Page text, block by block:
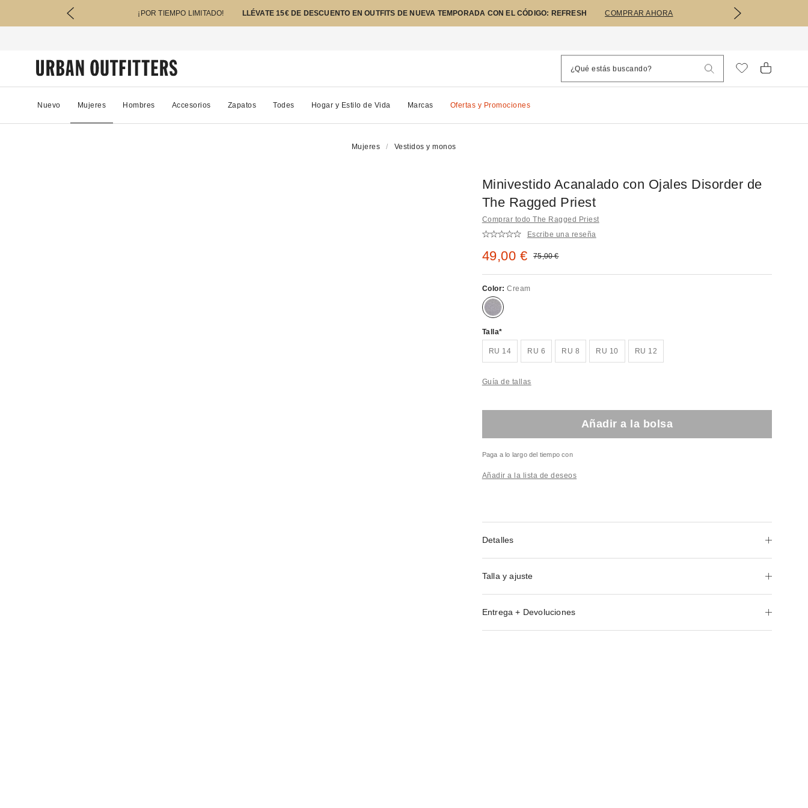
¡POR TIEMPO LIMITADO! LLÉVATE 15€ DE DESCUENTO EN OUTFITS DE NUEVA TEMPORADA CON EL CÓDIGO: REFRESH COMPRAR AHORA
Nuevo Mujeres Hombres Accesorios Zapatos Todes Hogar y Estilo de Vida Marcas Ofertas y Promociones
Mujeres Vestidos y monos
Minivestido Acanalado con Ojales Disorder de
The Ragged Priest
Comprar todo The Ragged Priest
Escribe una reseña
Precio rebajado:
49,00 € Precio original:
75,00 €
Color:Cream
Talla
RU 14 RU 6 RU 8 RU 10 RU 12
Guía de tallas
Añadir a la bolsa
Paga a lo largo del tiempo con
Añadir a la lista de deseos
Detalles
Talla y ajuste
Entrega + Devoluciones